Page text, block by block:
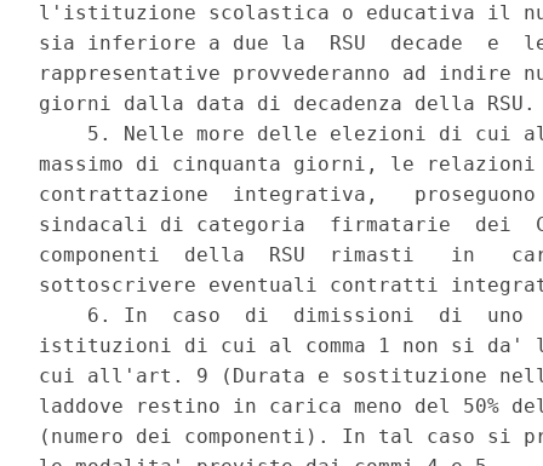
l'istituzione scolastica o educativa il
sia inferiore a due la  RSU  decade  e
rappresentative provvederanno ad indire
giorni dalla data di decadenza della
5. Nelle more delle elezioni di cui
massimo di cinquanta giorni, le
contrattazione  integrativa,
sindacali di categoria  firmatarie  dei
componenti  della  RSU  rimasti   in
sottoscrivere eventuali contratti
6. In  caso  di  dimissioni  di  uno
istituzioni di cui al comma 1 non si da'
cui all'art. 9 (Durata e sostituzione
laddove restino in carica meno del 50%
(numero dei componenti). In tal caso si